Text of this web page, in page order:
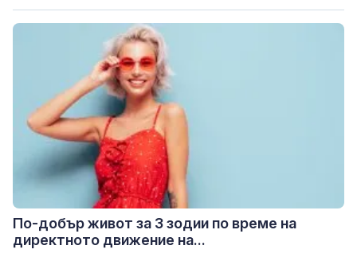
По-добър живот за 3 зодии по време на
директното движение на...